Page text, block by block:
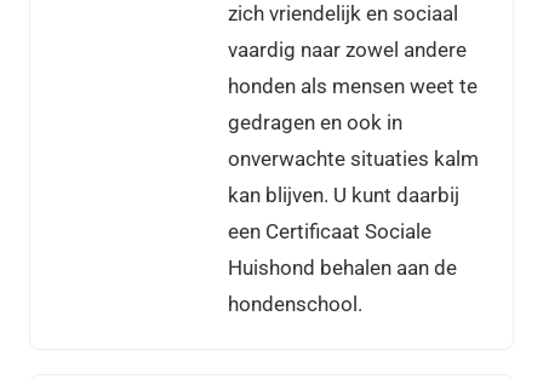
zich vriendelijk en sociaal
vaardig naar zowel andere
honden als mensen weet te
gedragen en ook in
onverwachte situaties kalm
kan blijven. U kunt daarbij
een Certificaat Sociale
Huishond behalen aan de
hondenschool.